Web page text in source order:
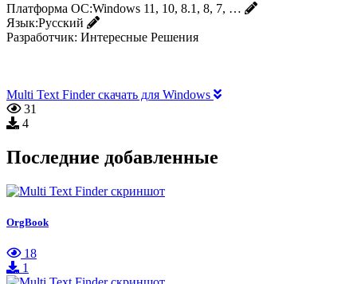
Платформа ОС:Windows 11, 10, 8.1, 8, 7, …
Язык:Русский
Разработчик: Интересные Решения
Multi Text Finder скачать для Windows
31
4
Последние добавленные
OrgBook
18
1